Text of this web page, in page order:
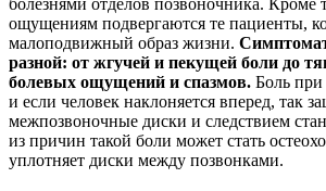
болезнями отделов позвоночника. Кроме
ощущениям подвергаются те пациенты,
малоподвижный образ жизни.
разной: от жгучей и пекущей боли до
болевых ощущений и спазмов. Боль при
и если человек наклоняется вперед, так
межпозвоночные диски и следствием
из причин такой боли может стать
уплотняет диски между позвонками.